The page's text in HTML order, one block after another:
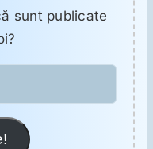
sunt publicate